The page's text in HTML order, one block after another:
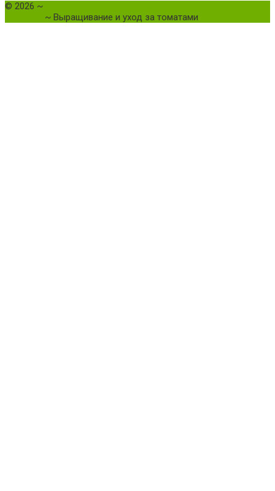
© 2026 ~
~ Выращивание и уход за томатами